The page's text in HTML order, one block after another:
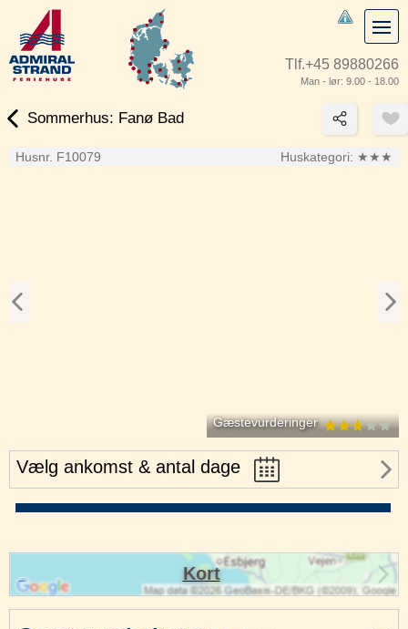
Tlf.+45 89880266
Man - lør: 9.00 - 18.00
Sommerhus: Fanø Bad
Husnr. F10079 Huskategori: ★★★
Gæstevurderinger
Vælg ankomst & antal dage
Kort